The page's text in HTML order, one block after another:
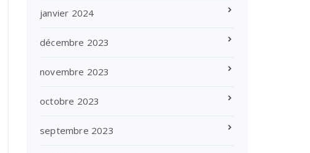
janvier 2024
décembre 2023
novembre 2023
octobre 2023
septembre 2023